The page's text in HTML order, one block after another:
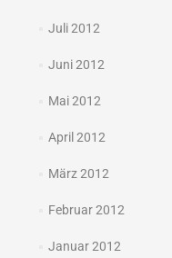
Juli 2012
Juni 2012
Mai 2012
April 2012
März 2012
Februar 2012
Januar 2012